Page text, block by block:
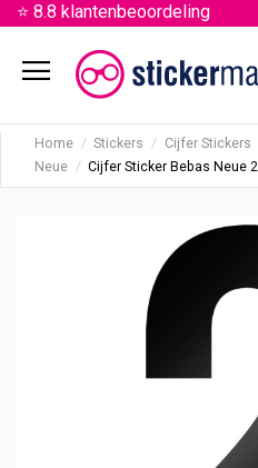
⭐ 8.8 klantenbeoordeling
menu
Home Stickers Cijfer Stickers
Neue
Cijfer Sticker Bebas Neue 2